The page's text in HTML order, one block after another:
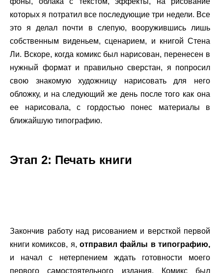
которых я потратил все последующие три недели. Все
это я делал почти в слепую, вооружившись лишь
собственным виденьем, сценарием, и книгой Стена
Ли. Вскоре, когда комикс был нарисован, перенесен в
нужный формат и правильно сверстан, я попросил
свою знакомую художницу нарисовать для него
обложку, и на следующий же день после того как она
ее нарисовала, с гордостью понес материалы в
ближайшую типографию.
Этап 2: Печать книги
Закончив работу над рисованием и версткой первой
книги комиксов, я, отправил файлы в типографию,
и начал с нетерпением ждать готовности моего
первого самостоятельного издания. Комикс был